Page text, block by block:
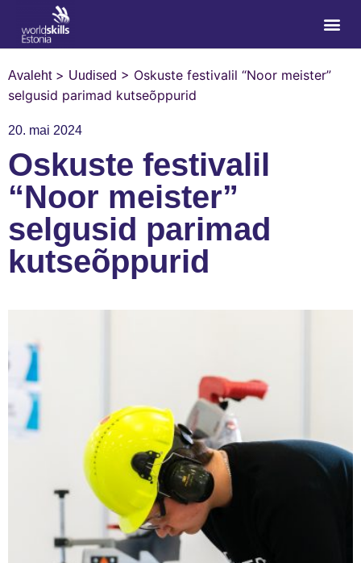
Avaleht> Uudised > Oskuste festivalil “Noor meister”
selgusid parimad kutseõppurid
20. mai 2024
Oskuste festivalil
“Noor meister”
selgusid parimad
kutseõppurid